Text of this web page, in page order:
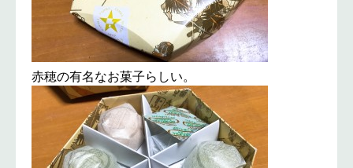
赤穂の有名なお菓子らしい。